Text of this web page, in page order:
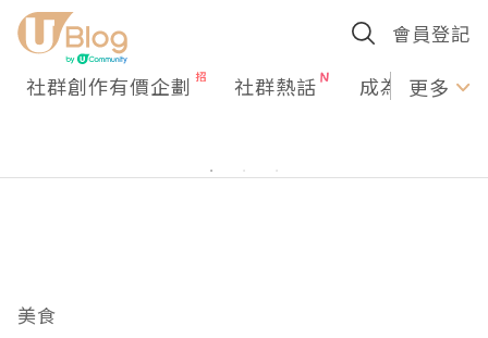
會員登記
社群創作有價企劃 社群熱話 成為U更多
美食